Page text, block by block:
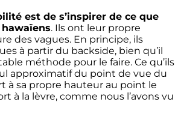
est de s’inspirer de ce que
. Ils ont leur propre
des vagues. En principe, ils
à partir du backside, bien qu’il
méthode pour le faire. Ce qu’ils
approximatif du point de vue du
à sa propre hauteur au point le
à la lèvre, comme nous l’avons vu